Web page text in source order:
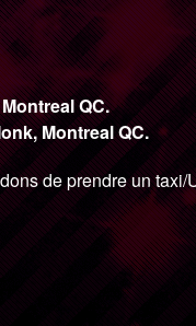
QC.
Montreal QC.
de prendre un taxi/